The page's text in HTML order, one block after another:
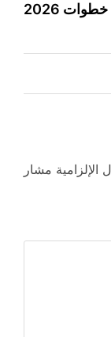
خطوات 2026
الإلزامية مشار